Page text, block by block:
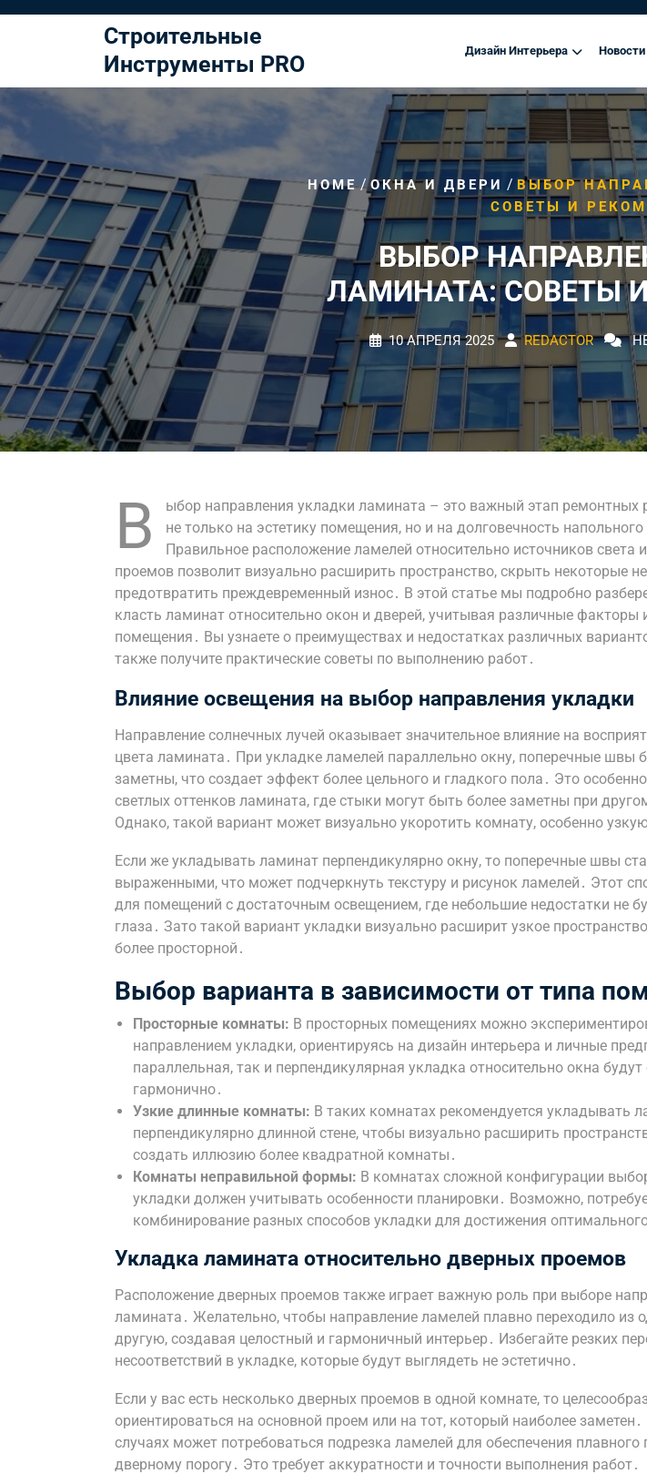
Строительные
Инструменты PRO
Дизайн Интерьера Новости
HOME/ОКНА И ДВЕРИ / ВЫБОР
СОВЕТЫ И
ВЫБОР
ЛАМИНАТА: СОВЕТЫ
10 АПРЕЛЯ 2025 REDACTOR
В
ыбор направления укладки ламината – это важный этап ремонтных
не только на эстетику помещения, но и на долговечность
Правильное расположение ламелей относительно источников света
проемов позволит визуально расширить пространство, скрыть некоторые
предотвратить преждевременный износ․ В этой статье мы подробно
класть ламинат относительно окон и дверей, учитывая различные факторы
помещения․ Вы узнаете о преимуществах и недостатках различных
также получите практические советы по выполнению работ․
Влияние освещения на выбор направления укладки
Направление солнечных лучей оказывает значительное влияние на
цвета ламината․ При укладке ламелей параллельно окну, поперечные швы
заметны, что создает эффект более цельного и гладкого пола․ Это
светлых оттенков ламината, где стыки могут быть более заметны при
Однако, такой вариант может визуально укоротить комнату, особенно
Если же укладывать ламинат перпендикулярно окну, то поперечные швы
выраженными, что может подчеркнуть текстуру и рисунок ламелей․ Этот
для помещений с достаточным освещением, где небольшие недостатки не
глаза․ Зато такой вариант укладки визуально расширит узкое
более просторной․
Выбор варианта в зависимости от типа
Просторные комнаты: В просторных помещениях можно
направлением укладки, ориентируясь на дизайн интерьера и личные
параллельная, так и перпендикулярная укладка относительно окна будут
гармонично․
Узкие длинные комнаты: В таких комнатах рекомендуется укладывать
перпендикулярно длинной стене, чтобы визуально расширить
создать иллюзию более квадратной комнаты․
Комнаты неправильной формы: В комнатах сложной конфигурации
укладки должен учитывать особенности планировки․ Возможно,
комбинирование разных способов укладки для достижения оптимального
Укладка ламината относительно дверных проемов
Расположение дверных проемов также играет важную роль при выборе
ламината․ Желательно, чтобы направление ламелей плавно переходило из
другую, создавая целостный и гармоничный интерьер․ Избегайте резких
несоответствий в укладке, которые будут выглядеть не эстетично․
Если у вас есть несколько дверных проемов в одной комнате, то
ориентироваться на основной проем или на тот, который наиболее
случаях может потребоваться подрезка ламелей для обеспечения плавного
дверному порогу․ Это требует аккуратности и точности выполнения работ․